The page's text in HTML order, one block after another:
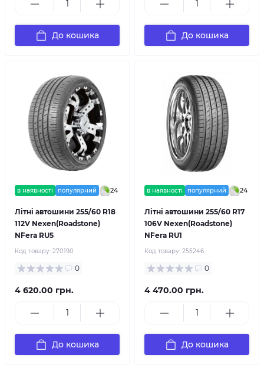
До кошика До кошика
в наявності популярний 24
Літні автошини 255/60 R18
112V Nexen(Roadstone)
N`Fera RU5
Код товару: 270190
0
4 620.00 грн.
До кошика
в наявності популярний 24
Літні автошини 255/60 R17
106V Nexen(Roadstone)
N`Fera RU1
Код товару: 255246
0
4 470.00 грн.
До кошика